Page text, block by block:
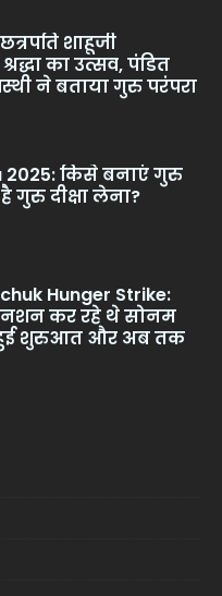
शाहूजी
का उत्सव, पंडित
ने बताया गुरु परंपरा
2025: किसे बनाएं गुरु
गुरु दीक्षा लेना?
Hunger Strike:
कर रहे थे सोनम
शुरुआत और अब तक